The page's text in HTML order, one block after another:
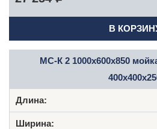
В
МС-К 2 1000x600x850